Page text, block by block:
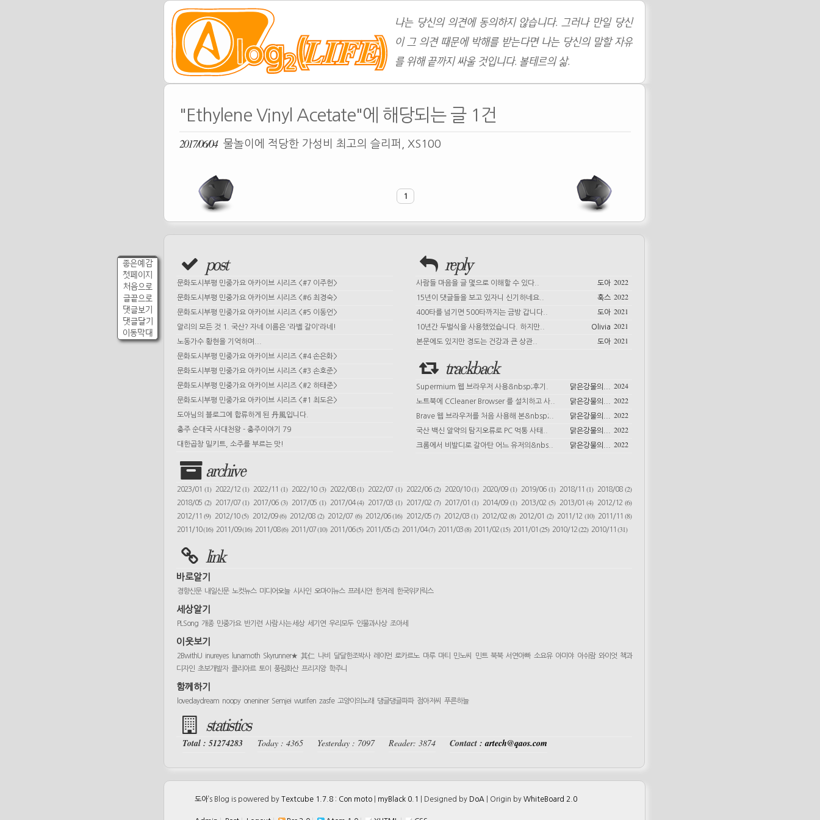
나는 당신의 의견에 동의하지 않습니다. 그러나 만일 당신
이 그 의견 때문에 박해를 받는다면 나는 당신의 말할 자유
를 위해 끝까지 싸울 것입니다. 볼테르의 삶.
좋은예감
첫페이지
처음으로
글끝으로
댓글보기
댓글달기
이동막대
"Ethylene Vinyl Acetate"에 해당되는 글 1건
2017/06/04 물놀이에 적당한 가성비 최고의 슬리퍼, XS100
1
post
문화도시부평 민중가요 아카이브 시리즈 <#7 이주헌>
문화도시부평 민중가요 아카이브 시리즈 <#6 최경숙>
문화도시부평 민중가요 아카이브 시리즈 <#5 이동언>
알리의 모든 것 1. 국산? 자네 이름은 '라벨 갈이'라네!
노동가수 황현을 기억하며...
문화도시부평 민중가요 아카이브 시리즈 <#4 손은화>
문화도시부평 민중가요 아카이브 시리즈 <#3 손호준>
문화도시부평 민중가요 아카이브 시리즈 <#2 하태준>
문화도시부평 민중가요 아카이브 시리즈 <#1 최도은>
도아님의 블로그에 합류하게 된 丹風입니다.
충주 순대국 사대천왕 - 충주이야기 79
대한곱창 밀키트, 소주를 부르는 맛!
reply
사람들 마음을 글 몇으로 이해할 수 있다.. 2022
도아
15년이 댓글들을 보고 있자니 신기하네요..
2022
훅스
400타를 넘기면 500타까지는 금방 갑니다..
2021
도아
10년간 두벌식을 사용했었습니다. 하지만..
2021
Olivia
본문에도 있지만 경도는 건강과 큰 상관..
2021
도아
trackback
Supermium 웹 브라우저 사용&nbsp;후기. 2024
맑은강물의...
노트북에 CCleaner Browser 를 설치하고 사..
2022
맑은강물의...
Brave 웹 브라우저를 처음 사용해 본&nbsp;..
2022
맑은강물의...
국산 백신 알약의 탐지오류로 PC 먹통 사태..
2022
맑은강물의...
크롬에서 비발디로 갈아탄 어느 유저의&nbs..
2022
맑은강물의...
archive
2023/01 (1) 2022/12(1) 2022/11(1) 2022/10 (3) 2022/08(1) 2022/07(1) 2022/06 (2) 2020/10(1) 2020/09(1) 2019/06 (1) 2018/11(1) 2018/08(2)
2018/05 (2) 2017/07(1) 2017/06(3) 2017/05 (1) 2017/04(4) 2017/03(1) 2017/02 (7) 2017/01(1) 2014/09(1) 2013/02 (5) 2013/01(4) 2012/12(6)
2012/11(9) 2012/10(5) 2012/09(6) 2012/08 (2) 2012/07 (6) 2012/06(16) 2012/05(7) 2012/03(1) 2012/02 (8) 2012/01 (2) 2011/12 (10) 2011/11(8)
2011/10(16) 2011/09(16) 2011/08(6) 2011/07(10) 2011/06(5) 2011/05(2) 2011/04(7) 2011/03(8) 2011/02(15) 2011/01 (25) 2010/12(22) 2010/11 (31)
link
바로알기
경향신문 내일신문 노컷뉴스 미디어오늘 시사인 오마이뉴스 프레시안 한겨레 한국위키릭스
세상알기
PLSong 개종 민중가요 반기련 사람 사는 세상 세기연 우리모두 인물과사상 조아세
이웃보기
2BwithU inureyes lunamoth Skyrunner★ 其仁 나비 달달한조박사 레이먼 로카르노 마루 마티 민노씨 민트 북북 서연아빠 소요유 아미야 아쉬람 와이엇 책과
디자인 초보개발자 클리아르 토이 풍림화산 프리지앙 학주니
함께하기
lovedaydream noopy oneniner Semjei wurifen zasfe 고양이의노래 댕글댕글파파 점아저씨 푸른하늘
statistics
Total : 51274283 Today : 4365 Yesterday : 7097 Reader: 3874 Contact :artech@qaos.com
도아’s Blog is powered by Textcube 1.7.8 : Con moto myBlack 0.1 | Designed by DoA | Origin by WhiteBoard 2.0